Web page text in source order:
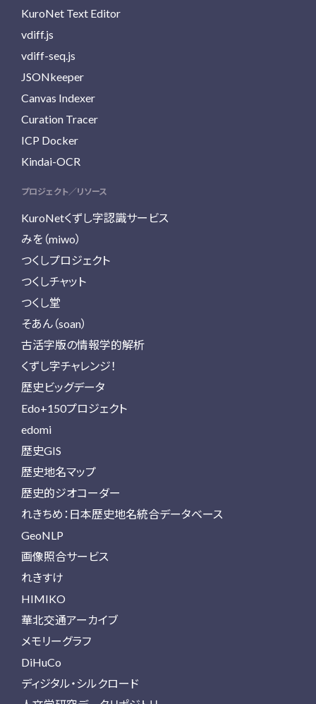
KuroNet Text Editor
vdiff.js
vdiff-seq.js
JSONkeeper
Canvas Indexer
Curation Tracer
ICP Docker
Kindai-OCR
プロジェクト／リソース
KuroNetくずし字認識サービス
みを（miwo）
つくしプロジェクト
つくしチャット
つくし堂
そあん（soan）
古活字版の情報学的解析
くずし字チャレンジ！
歴史ビッグデータ
Edo+150プロジェクト
edomi
歴史GIS
歴史地名マップ
歴史的ジオコーダー
れきちめ：日本歴史地名統合データベース
GeoNLP
画像照合サービス
れきすけ
HIMIKO
華北交通アーカイブ
メモリーグラフ
DiHuCo
ディジタル・シルクロード